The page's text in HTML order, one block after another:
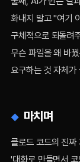
화내지 말고 "여기
구체적으로 되돌려
무슨 파일을 왜 바
요구하는 것 자체가
마치며
클로드 코드의 진짜
'대화로 만들면서